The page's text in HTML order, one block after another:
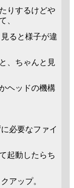
りするけどや
、
ると様子が違
、ちゃんと見
ヘッドの機構
必要なファイ
起動したらち
アップ。